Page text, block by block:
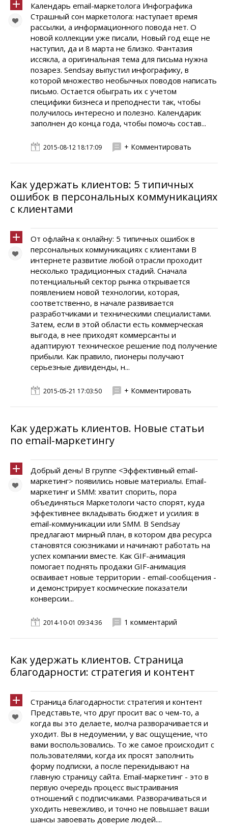
Календарь email-маркетолога Инфографика
Страшный сон маркетолога: наступает время
рассылки, а информационного повода нет. О
новой коллекции уже писали, Новый год еще не
наступил, да и 8 марта не близко. Фантазия
иссякла, а оригинальная тема для письма нужна
позарез. Sendsay выпустил инфографику, в
которой множество необычных поводов написать
письмо. Остается обыграть их с учетом
специфики бизнеса и преподнести так, чтобы
получилось интересно и полезно. Календарик
заполнен до конца года, чтобы помочь состав...
2015-08-12 18:17:09 + Комментировать
Как удержать клиентов: 5 типичных
ошибок в персональных коммуникациях
с клиентами
От офлайна к онлайну: 5 типичных ошибок в
персональных коммуникациях с клиентами В
интернете развитие любой отрасли проходит
несколько традиционных стадий. Сначала
потенциальный сектор рынка открывается
появлением новой технологии, которая,
соответственно, в начале развивается
разработчиками и техническими специалистами.
Затем, если в этой области есть коммерческая
выгода, в нее приходят коммерсанты и
адаптируют техническое решение под получение
прибыли. Как правило, пионеры получают
серьезные дивиденды, н...
2015-05-21 17:03:50 + Комментировать
Как удержать клиентов. Новые статьи
по email-маркетингу
Добрый день! В группе <Эффективный email-
маркетинг> появились новые материалы. Email-
маркетинг и SMM: хватит спорить, пора
объединяться Маркетологи часто спорят, куда
эффективнее вкладывать бюджет и усилия: в
email-коммуникации или SMM. В Sendsay
предлагают мирный план, в котором два ресурса
становятся союзниками и начинают работать на
успех компании вместе. Как GIF-анимация
помогает поднять продажи GIF-анимация
осваивает новые территории - email-сообщения -
и демонстрирует космические показатели
конверсии...
2014-10-01 09:34:36 1 комментарий
Как удержать клиентов. Страница
благодарности: стратегия и контент
Страница благодарности: стратегия и контент
Представьте, что друг просит вас о чем-то, а
когда вы это делаете, молча разворачивается и
уходит. Вы в недоумении, у вас ощущение, что
вами воспользовались. То же самое происходит с
пользователями, когда их просят заполнить
форму подписки, а после перекидывают на
главную страницу сайта. Email-маркетинг - это в
первую очередь процесс выстраивания
отношений с подписчиками. Разворачиваться и
уходить невежливо, и точно не повышает ваши
шансы завоевать доверие людей....